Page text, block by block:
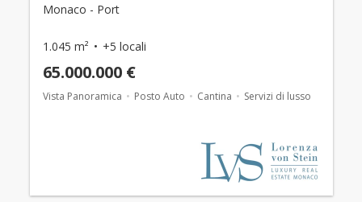
Monaco - Port
1.045 m² +5 locali
65.000.000 €
Vista Panoramica Posto Auto Cantina Servizi di lusso